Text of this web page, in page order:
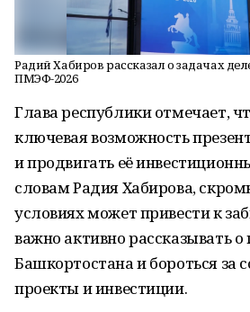
Радий Хабиров рассказал о задачах
ПМЭФ-2026
Глава республики отмечает,
ключевая возможность
и продвигать её
словам Радия Хабирова,
условиях может привести к
важно активно рассказывать
Башкортостана и бороться за
проекты и инвестиции.